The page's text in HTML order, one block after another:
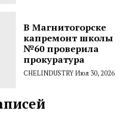
В Магнитогорске
капремонт школы
№60 проверила
прокуратура
CHELINDUSTRYИюл 30, 2026